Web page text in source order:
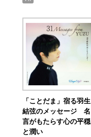
「ことだま」宿る羽生
結弦のメッセージ 名
言がもたらす心の平穏
と潤い